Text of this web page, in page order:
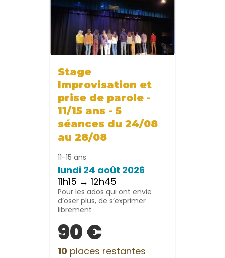
Stage
Improvisation et
prise de parole -
11/15 ans - 5
séances du 24/08
au 28/08
11-15 ans
lundi 24 août 2026
11h15 → 12h45
Pour les ados qui ont envie
d’oser plus, de s’exprimer
librement
90 €
10 places restantes